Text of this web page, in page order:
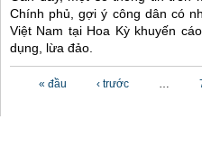
Chính phủ, gợi ý công dân có
Việt Nam tại Hoa Kỳ khuyến
dụng, lừa đảo.
Các trang
« đầu ‹ trước …